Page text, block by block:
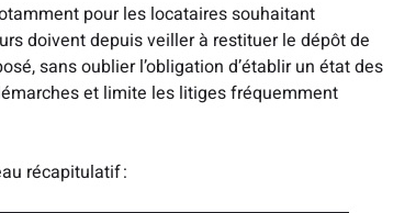
pour les locataires souhaitant
doivent depuis veiller à restituer le dépôt de
sans oublier l’obligation d’établir un état des
et limite les litiges fréquemment
récapitulatif :